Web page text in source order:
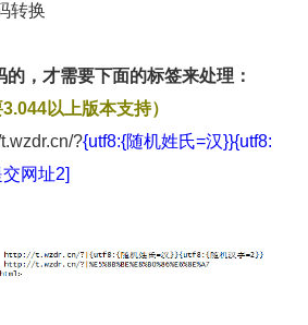
转换
，才需要下面的标签来处理：
以上版本支持）
?{utf8:{随机姓氏=汉}}{utf8:
网址2]